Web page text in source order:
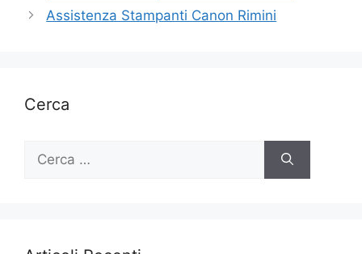
Assistenza Stampanti Canon Rimini
Cerca
per: